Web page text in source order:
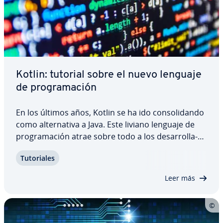
Kotlin: tutorial sobre el nuevo lenguaje
de pro­gra­ma­ción
En los últimos años, Kotlin se ha ido co­n­so­li­da­n­do
como al­te­r­na­ti­va a Java. Este liviano lenguaje de
pro­gra­ma­ción atrae sobre todo a los de­sa­rro­lla­
cómo se crean clases de datos o funciones en
Tu­to­ria­les
Leer más